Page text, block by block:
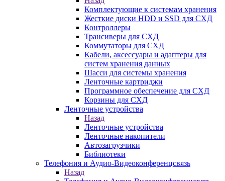
Комплектующие к системам хранения
Жесткие диски HDD и SSD для СХД
Контроллеры
Трансиверы для СХД
Коммутаторы для СХД
Кабели, аксессуары и адаптеры для
систем хранения данных
Шасси для системы хранения
Ленточные картриджи
Программное обеспечение для СХД
Корзины для СХД
Ленточные устройства
Назад
Ленточные устройства
Ленточные накопители
Автозагрузчики
Библиотеки
Телефония и Аудио-Видеоконференцсвязь
Назад